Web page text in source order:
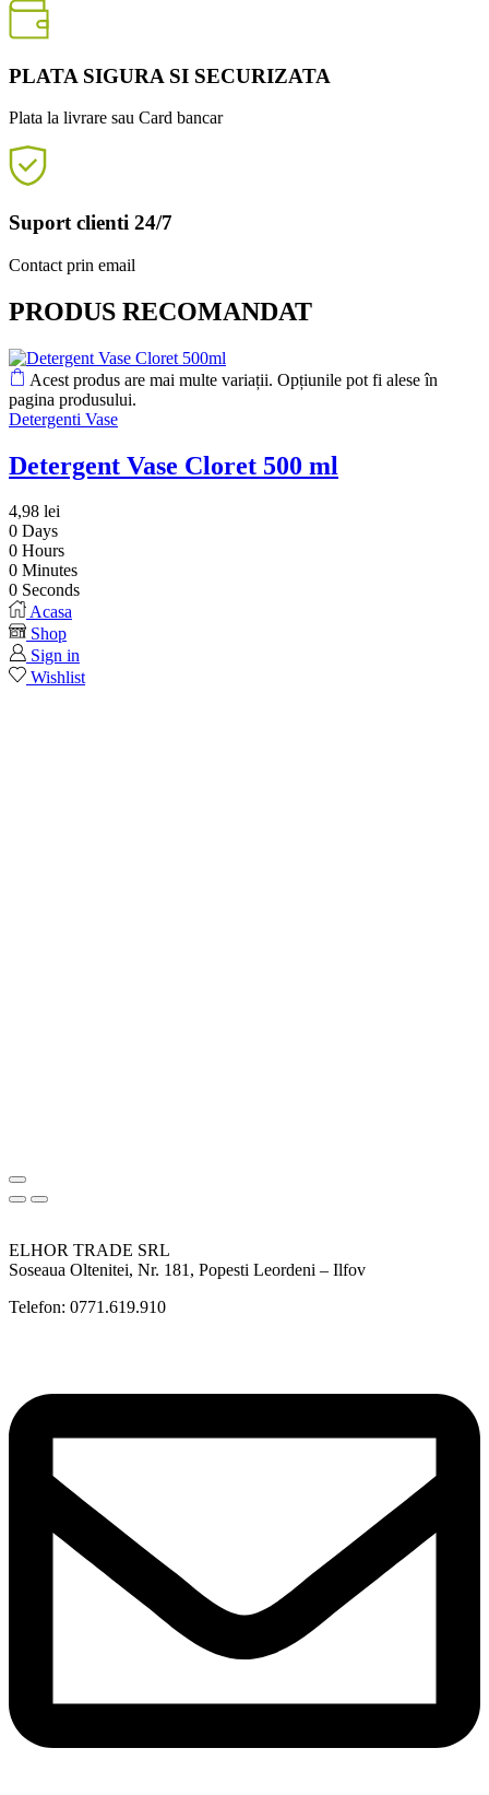
PLATA SIGURA SI SECURIZATA
Plata la livrare sau Card bancar
Suport clienti 24/7
Contact prin email
PRODUS RECOMANDAT
Acest produs are mai multe variații. Opțiunile pot fi alese în
pagina produsului.
Detergenti Vase
Detergent Vase Cloret 500 ml
4,98 lei
0 Days
0 Hours
0 Minutes
0 Seconds
Acasa
Shop
Sign in
Wishlist
ELHOR TRADE SRL
Soseaua Oltenitei, Nr. 181, Popesti Leordeni – Ilfov
Telefon: 0771.619.910